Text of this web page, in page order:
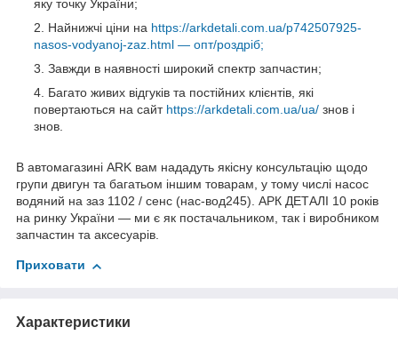
яку точку України;
Найнижчі ціни на https://arkdetali.com.ua/p742507925-
nasos-vodyanoj-zaz.html — опт/роздріб;
Завжди в наявності широкий спектр запчастин;
Багато живих відгуків та постійних клієнтів, які
повертаються на сайт https://arkdetali.com.ua/ua/ знов і
знов.
В автомагазині ARK вам нададуть якісну консультацію щодо
групи двигун та багатьом іншим товарам, у тому числі насос
водяний на заз 1102 / сенс (нас-вод245). АРК ДЕТАЛІ 10 років
на ринку України — ми є як постачальником, так і виробником
запчастин та аксесуарів.
Приховати
Характеристики